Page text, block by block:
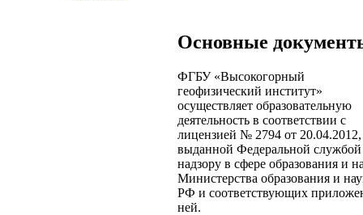
Основные
ФГБУ «Высокогорный
геофизический институт»
осуществляет образовательную
деятельность в соответствии с
лицензией № 2794 от 20.04.2012,
выданной Федеральной
надзору в сфере образования и
Министерства образования и
РФ и соответствующих
ней.